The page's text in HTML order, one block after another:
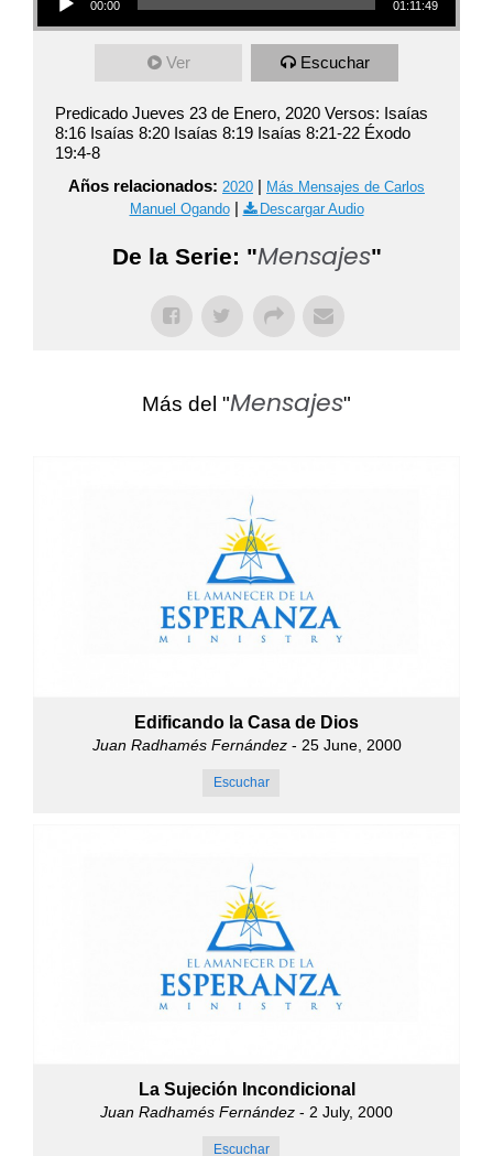
00:00 01:11:49
Ver Escuchar
Predicado Jueves 23 de Enero, 2020 Versos: Isaías
8:16 Isaías 8:20 Isaías 8:19 Isaías 8:21-22 Éxodo
19:4-8
Años relacionados: 2020 | Más Mensajes de Carlos
Manuel Ogando| Descargar Audio
De la Serie: "Mensajes"
Más del "Mensajes"
Edificando la Casa de Dios
Juan Radhamés Fernández- 25 June, 2000
Escuchar
La Sujeción Incondicional
Juan Radhamés Fernández - 2 July, 2000
Escuchar